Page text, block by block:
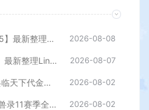
三网H5游戏【萌斗三国H5】最新整理WIN系服务端+GM后台+详细搭建教程 2026-08-08
MT3换皮MH【天穹西游】最新整理Linux手工服务端+安卓苹果双端+GM后台+详细搭建教程+全套源码+视频教程 2026-08-07
三网H5策略手游【三国兵临天下代金券内购七合修复版】最新整理单机一键即玩镜像端+Linux手工服务端+管理后台+GM授权后台+简易安卓客户端+详细搭建教程+视频教程 2026-08-02
卡牌回合手游【山海经异兽录11赛季全人物代金券内购版】最新整理WIN系服务端+授权GM后台+管理后台+热更修改工具+安卓+详细搭建教程 2026-08-02